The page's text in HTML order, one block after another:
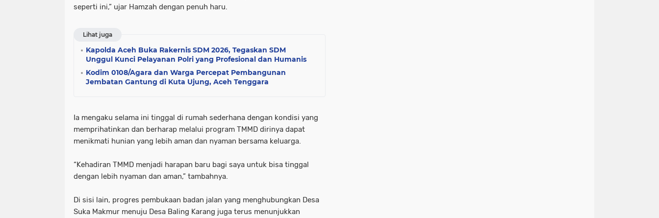
seperti ini,” ujar Hamzah dengan penuh haru.
Lihat juga
Kapolda Aceh Buka Rakernis SDM 2026, Tegaskan SDM
Unggul Kunci Pelayanan Polri yang Profesional dan Humanis
Kodim 0108/Agara dan Warga Percepat Pembangunan
Jembatan Gantung di Kuta Ujung, Aceh Tenggara
Ia mengaku selama ini tinggal di rumah sederhana dengan kondisi yang
memprihatinkan dan berharap melalui program TMMD dirinya dapat
menikmati hunian yang lebih aman dan nyaman bersama keluarga.
“Kehadiran TMMD menjadi harapan baru bagi saya untuk bisa tinggal
dengan lebih nyaman dan aman,” tambahnya.
Di sisi lain, progres pembukaan badan jalan yang menghubungkan Desa
Suka Makmur menuju Desa Baling Karang juga terus menunjukkan